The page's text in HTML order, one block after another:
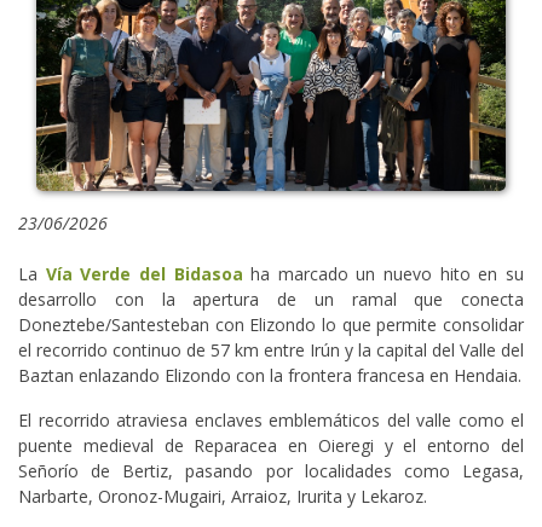
23/06/2026
La Vía Verde del Bidasoa ha marcado un nuevo hito en su
desarrollo con la apertura de un ramal que conecta
Doneztebe/Santesteban con Elizondo lo que permite consolidar
el recorrido continuo de 57 km entre Irún y la capital del Valle del
Baztan enlazando Elizondo con la frontera francesa en Hendaia.
El recorrido atraviesa enclaves emblemáticos del valle como el
puente medieval de Reparacea en Oieregi y el entorno del
Señorío de Bertiz, pasando por localidades como Legasa,
Narbarte, Oronoz-Mugairi, Arraioz, Irurita y Lekaroz.